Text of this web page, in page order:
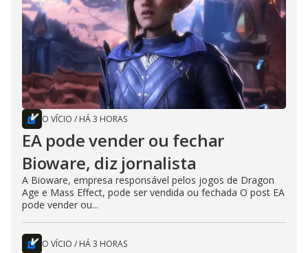
O VÍCIO / HÁ 3 HORAS
EA pode vender ou fechar
Bioware, diz jornalista
A Bioware, empresa responsável pelos jogos de Dragon
Age e Mass Effect, pode ser vendida ou fechada O post EA
pode vender ou...
O VÍCIO / HÁ 3 HORAS